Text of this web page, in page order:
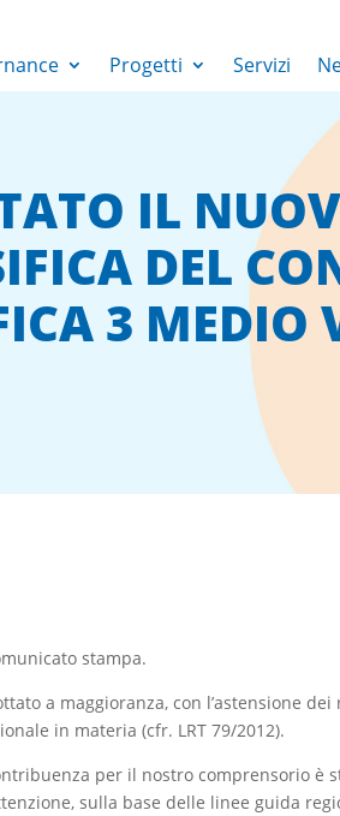
Progetti Servizi
IL
DEL
3 MEDIO
stampa.
a maggioranza, con l’astensione
in materia (cfr. LRT 79/2012).
per il nostro comprensorio è
sulla base delle linee guida